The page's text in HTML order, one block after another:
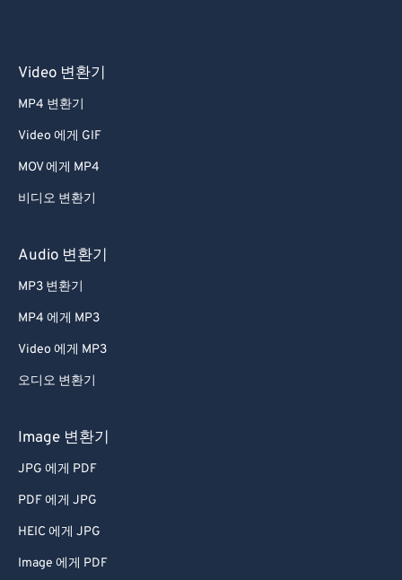
Video 변환기
MP4 변환기
Video 에게 GIF
MOV 에게 MP4
비디오 변환기
Audio 변환기
MP3 변환기
MP4 에게 MP3
Video 에게 MP3
오디오 변환기
Image 변환기
JPG 에게 PDF
PDF 에게 JPG
HEIC 에게 JPG
Image 에게 PDF